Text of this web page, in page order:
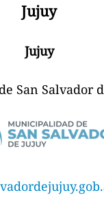
Jujuy
Jujuy
San Salvador